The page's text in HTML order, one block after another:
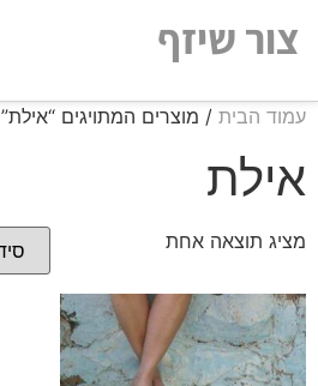
של
אינטרנט,
לחץ
כדי
לאזור
מרכזי
צור שיזף
עמוד הבית / מוצרים המתויגים “אילת”
אילת
מציג תוצאה אחת